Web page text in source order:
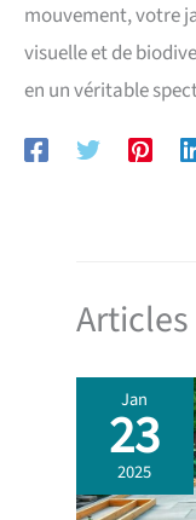
mouvement, votre
visuelle et de
en un véritable
Jan
23
2025